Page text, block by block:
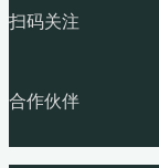
扫码关注
合作伙伴